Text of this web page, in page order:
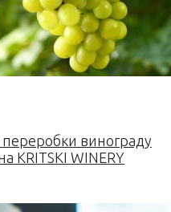
переробки винограду
KRITSKI WINERY